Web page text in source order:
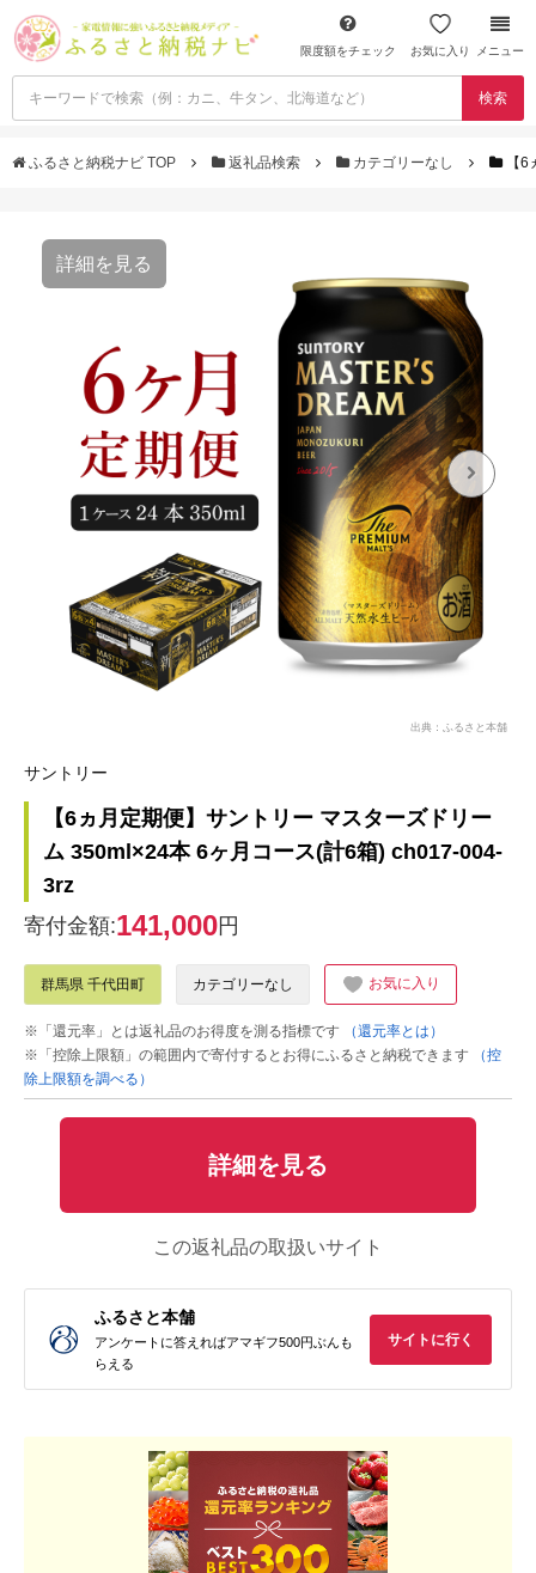
限度額をチェック お気に入り メニュー
検索
ふるさと納税ナビ TOP 返礼品検索 カテゴリーなし 【
詳細を見る
出典：ふるさと本舗
サントリー
【6ヵ月定期便】サントリー マスターズドリー
ム 350ml×24本 6ヶ月コース(計6箱) ch017-004-
3rz
寄付金額:141,000円
群馬県 千代田町 カテゴリーなし お気に入り
※「還元率」とは返礼品のお得度を測る指標です
（還元率とは）
※「控除上限額」の範囲内で寄付するとお得にふるさと納税できます
（控
除上限額を調べる）
詳細を見る
この返礼品の取扱いサイト
ふるさと本舗
アンケートに答えればアマギフ500円ぶんも
らえる
サイトに行く